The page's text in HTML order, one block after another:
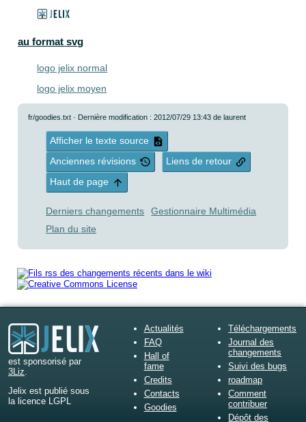
au format svg
logo jelix normal
logo jelix moyen
fr/goodies.txt · Dernière modification : 2012/07/29 13:43 de laurent
Afficher le texte source
Anciennes révisions
Liens de retour
Haut de page
Derniers changements
Gestionnaire Multimédia
Plan du site
est sponsorisé par
3Liz.
Jelix est publié sous
la licence LGPL
Actualités
FAQ
Hall of
fame
Credits
Contacts
Goodies
Téléchargements
Journal des
changements
Suivi des bugs
roadmap
Comment
contribuer
Dépôt des